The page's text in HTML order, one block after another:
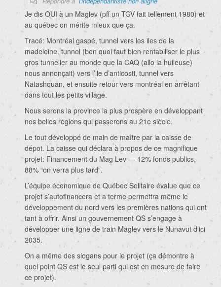
Je dis OUI à un Maglev (pff un TGV fait tellement 1980) et
au québec on mérite mieux que ça.
Tracé: Montréal gaspé, tunnel vers les iles de la
madeleine, tunnel (ben quoi faut bien rentabiliser le plus
gros tunnelier au monde que la CAQ (allo la huileuse)
nous annonçait) vers l’ile d’anticosti, tunnel vers
Natashquan, et ensuite retour vers montréal en arrêtant
dans tout les petits village.
Nous serons la province la plus prospère en développant
nos belles régions qui passerons au 21e siècle.
Le tout développé de main de maître par la caisse de
dépot. La caisse qui déclara à propos de ce magnifique
projet: Financement du Mag Lev — 12% fonds publics,
88% “on verra plus tard”.
L’équipe économique de Québec Solitaire évalue que ce
projet s’autofinancera et a terme permettra même le
développement du nord vers les premières nations qui ont
tant à offrir. Ainsi un gouvernement QS s’engage à
développer une ligne de train Maglev vers le Nunavut d’ici
2035.
On a même des slogans pour le projet (ça démontre à
quel point QS est le seul parti qui est en mesure de faire
ce projet).